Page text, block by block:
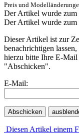
Preis und
Der Artikel wurde zum
Der Artikel wurde zum
Dieser Artikel ist zur
benachrichtigen
hierzu bitte Ihre E-
"Abschicken".
E-Mail:
Abschicken
Diesen Artikel einem